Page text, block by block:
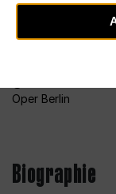
Oper Berlin
Biographie